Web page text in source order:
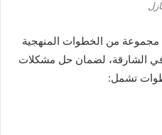
من الخطوات المنهجية
في الشارقة، لضمان حل مشكلات
تشمل: